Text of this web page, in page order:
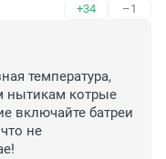
+34 –1
температура,
нытикам котрые
включайте батреи
не